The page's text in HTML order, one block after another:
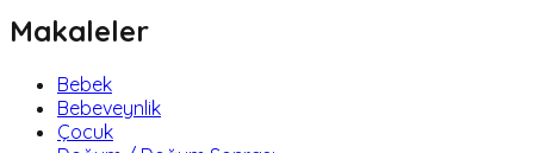
Makaleler
Bebek
Bebeveynlik
Çocuk